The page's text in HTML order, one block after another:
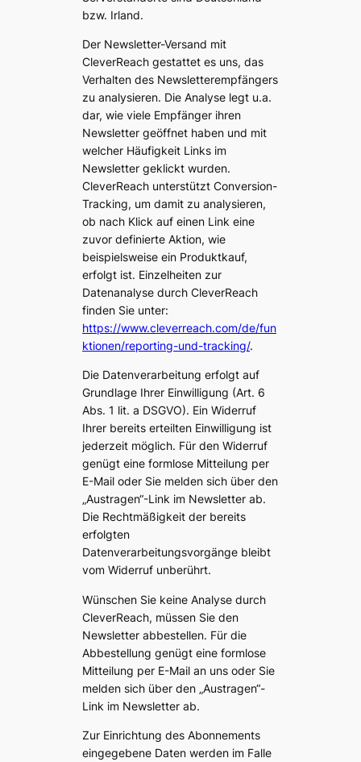
bzw. Irland.
Der Newsletter-Versand mit
CleverReach gestattet es uns, das
Verhalten des Newsletterempfängers
zu analysieren. Die Analyse legt u.a.
dar, wie viele Empfänger ihren
Newsletter geöffnet haben und mit
welcher Häufigkeit Links im
Newsletter geklickt wurden.
CleverReach unterstützt Conversion-
Tracking, um damit zu analysieren,
ob nach Klick auf einen Link eine
zuvor definierte Aktion, wie
beispielsweise ein Produktkauf,
erfolgt ist. Einzelheiten zur
Datenanalyse durch CleverReach
finden Sie unter:
https://www.cleverreach.com/de/fun
ktionen/reporting-und-tracking/.
Die Datenverarbeitung erfolgt auf
Grundlage Ihrer Einwilligung (Art. 6
Abs. 1 lit. a DSGVO). Ein Widerruf
Ihrer bereits erteilten Einwilligung ist
jederzeit möglich. Für den Widerruf
genügt eine formlose Mitteilung per
E-Mail oder Sie melden sich über den
„Austragen“-Link im Newsletter ab.
Die Rechtmäßigkeit der bereits
erfolgten
Datenverarbeitungsvorgänge bleibt
vom Widerruf unberührt.
Wünschen Sie keine Analyse durch
CleverReach, müssen Sie den
Newsletter abbestellen. Für die
Abbestellung genügt eine formlose
Mitteilung per E-Mail an uns oder Sie
melden sich über den „Austragen“-
Link im Newsletter ab.
Zur Einrichtung des Abonnements
eingegebene Daten werden im Falle